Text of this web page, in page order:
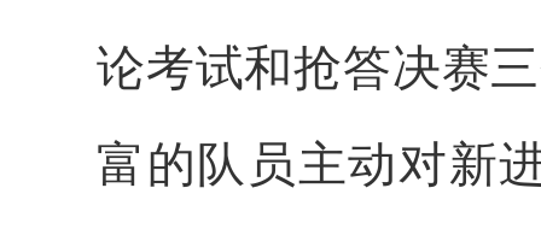
论考试和抢答决赛
富的队员主动对新